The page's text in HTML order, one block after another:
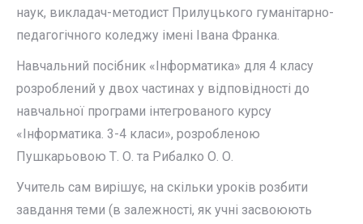
наук, викладач-методист Прилуцького гуманітарно-
педагогічного коледжу імені Івана Франка.
Навчальний посібник «Інформатика» для 4 класу
розроблений у двох частинах у відповідності до
навчальної програми інтегрованого курсу
«Інформатика. 3-4 класи», розробленою
Пушкарьовою Т. О. та Рибалко О. О.
Учитель сам вирішує, на скільки уроків розбити
завдання теми (в залежності, як учні засвоюють